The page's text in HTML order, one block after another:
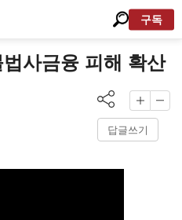
구독
사금융 피해 확산
답글쓰기